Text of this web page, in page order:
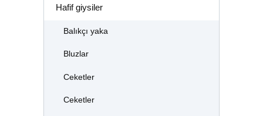
Hafif giysiler
Balıkçı yaka
Bluzlar
Ceketler
Ceketler